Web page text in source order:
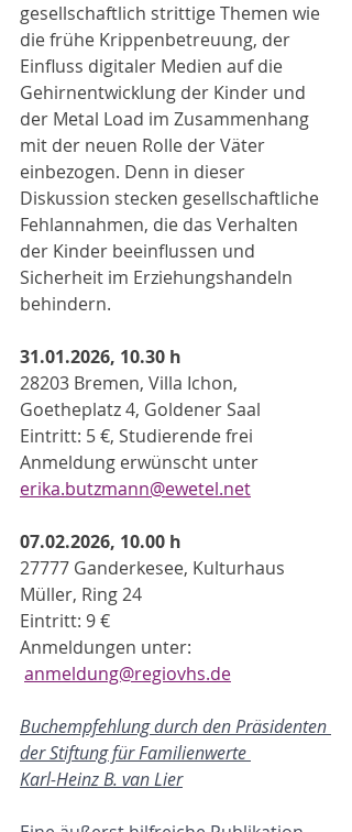
gesellschaftlich strittige Themen wie
die frühe Krippenbetreuung, der
Einfluss digitaler Medien auf die
Gehirnentwicklung der Kinder und
der Metal Load im Zusammenhang
mit der neuen Rolle der Väter
einbezogen. Denn in dieser
Diskussion stecken gesellschaftliche
Fehlannahmen, die das Verhalten
der Kinder beeinflussen und
Sicherheit im Erziehungshandeln
behindern.
31.01.2026, 10.30 h
28203 Bremen, Villa Ichon,
Goetheplatz 4, Goldener Saal
Eintritt: 5 €, Studierende frei
Anmeldung erwünscht unter
erika.butzmann@ewetel.net
07.02.2026, 10.00 h
27777 Ganderkesee, Kulturhaus
Müller, Ring 24
Eintritt: 9 €
Anmeldungen unter:
anmeldung@regiovhs.de
Buchempfehlung durch den Präsidenten
der Stiftung für Familienwerte
Karl-Heinz B. van Lier